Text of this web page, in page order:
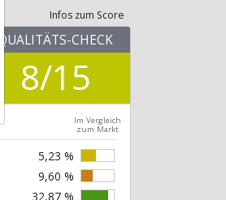
Infos zum Score
QUALITÄTS-CHECK
8/15
Im Vergleich
zum Markt
5,23 %
9,60 %
32,87 %